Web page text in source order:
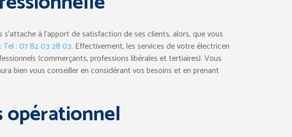
à l’apport de satisfaction de ses clients, alors, que vous
Tel : 07 82 03 28 03. Effectivement, les services de votre électricen
(commerçants, professions libérales et tertiaires). Vous
bien vous conseiller en considérant vos besoins et en prenant
opérationnel